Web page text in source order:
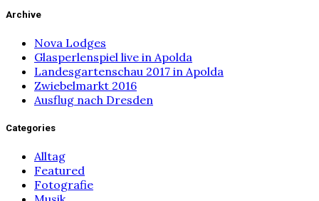
Archive
Nova Lodges
Glasperlenspiel live in Apolda
Landesgartenschau 2017 in Apolda
Zwiebelmarkt 2016
Ausflug nach Dresden
Categories
Alltag
Featured
Fotografie